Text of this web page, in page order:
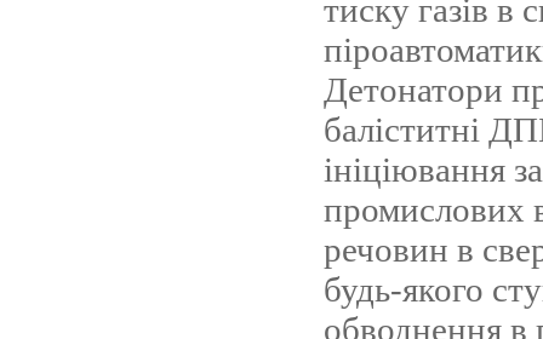
тиску газів в
Детонатори
баліститні
ініціювання
промислових
речовин в
будь-якого
обводнення в